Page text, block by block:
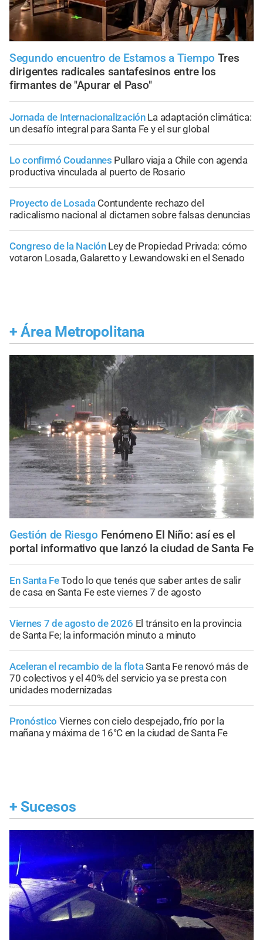
Segundo encuentro de Estamos a Tiempo Tres
dirigentes radicales santafesinos entre los
firmantes de "Apurar el Paso"
Jornada de Internacionalización La adaptación climática:
un desafío integral para Santa Fe y el sur global
Lo confirmó Coudannes Pullaro viaja a Chile con agenda
productiva vinculada al puerto de Rosario
Proyecto de Losada Contundente rechazo del
radicalismo nacional al dictamen sobre falsas denuncias
Congreso de la Nación Ley de Propiedad Privada: cómo
votaron Losada, Galaretto y Lewandowski en el Senado
+ Área Metropolitana
Gestión de Riesgo Fenómeno El Niño: así es el
portal informativo que lanzó la ciudad de Santa Fe
En Santa FeTodo lo que tenés que saber antes de salir
de casa en Santa Fe este viernes 7 de agosto
Viernes 7 de agosto de 2026 El tránsito en la provincia
de Santa Fe; la información minuto a minuto
Aceleran el recambio de la flotaSanta Fe renovó más de
70 colectivos y el 40% del servicio ya se presta con
unidades modernizadas
Pronóstico Viernes con cielo despejado, frío por la
mañana y máxima de 16°C en la ciudad de Santa Fe
+ Sucesos